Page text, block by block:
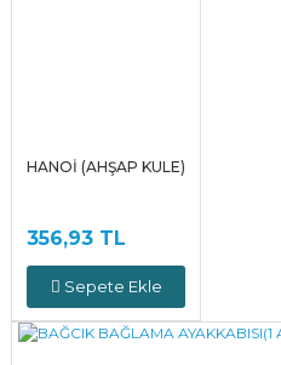
HANOİ (AHŞAP KULE)
356,93 TL
Sepete Ekle